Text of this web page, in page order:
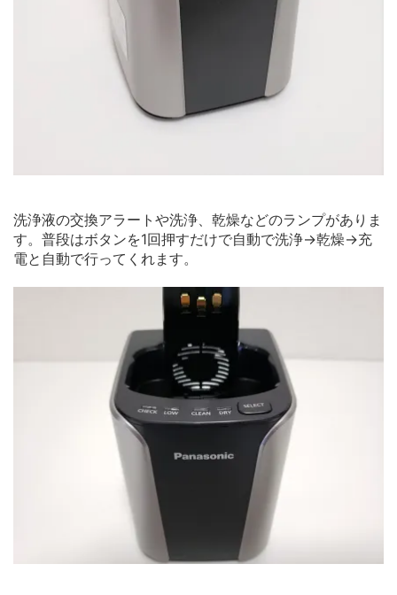
洗浄液の交換アラートや洗浄、乾燥などのランプがありま
す。普段はボタンを1回押すだけで自動で洗浄→乾燥→充
電と自動で行ってくれます。